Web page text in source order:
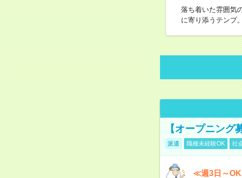
落ち着いた雰囲気
に寄り添うテンプ
【オープニン
派遣 職種未経験OK 社
≪週3日～